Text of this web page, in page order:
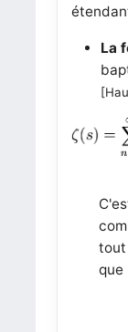
La
tout
que